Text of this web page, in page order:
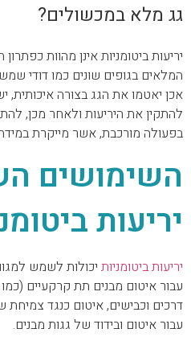
גג מלא במכשולים?
יריעות ביטומניות אינן מהוות
המלאים בגופים שונים כמו דודי
אכן יאטמו את הגג בצורה איכותית,
להתקין את היריעות ולאחר מכן,
בפעולה מורכבת, אשר מייקרת
השימושים
יריעות
יריעות ביטומניות יכולות לשמש
עבור איטום מבנים תת קרקעיים
דרכים וכבישים, איטום כנגד צמיחת
עבור איטום ובידוד של גגות מבנים.